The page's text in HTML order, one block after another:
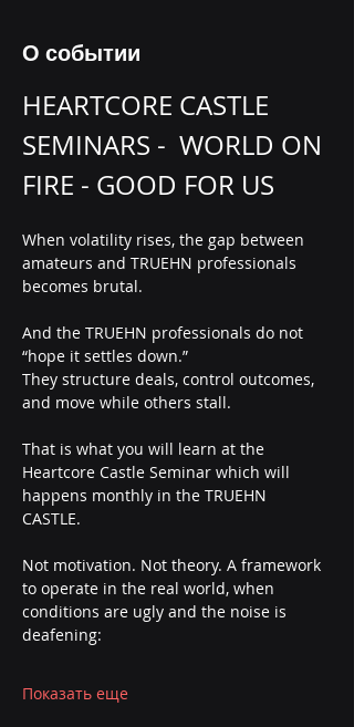
О событии
HEARTCORE CASTLE
SEMINARS -  WORLD ON
FIRE - GOOD FOR US
When volatility rises, the gap between
amateurs and TRUEHN professionals
becomes brutal.
And the TRUEHN professionals do not
“hope it settles down.”
They structure deals, control outcomes,
and move while others stall.
That is what you will learn at the
Heartcore Castle Seminar which will
happens monthly in the TRUEHN
CASTLE.
Not motivation. Not theory. A framework
to operate in the real world, when
conditions are ugly and the noise is
deafening:
Показать еще